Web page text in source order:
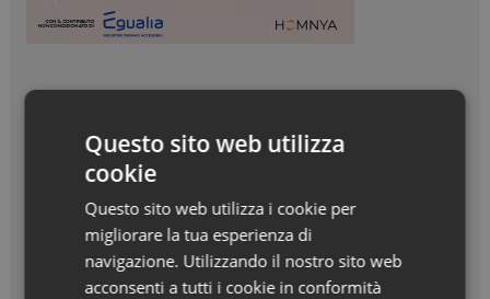
Questo sito web utilizza
cookie
Questo sito web utilizza i cookie per
migliorare la tua esperienza di
navigazione. Utilizzando il nostro sito web
acconsenti a tutti i cookie in conformità